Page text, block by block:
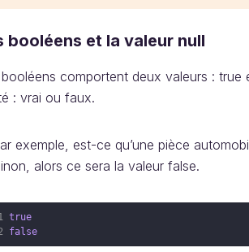
booléens et la valeur null
comportent deux valeurs :
: vrai ou faux.
exemple, est-ce qu’une pièce
alors ce sera la valeur false.
true
false